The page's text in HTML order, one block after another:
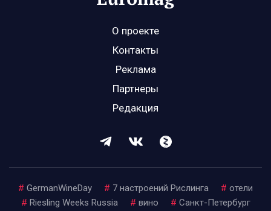
О проекте
Контакты
Реклама
Партнеры
Редакция
# GermanWineDay # 7 настроений Рислинга # отели
# Riesling Weeks Russia # вино # Санкт-Петербург